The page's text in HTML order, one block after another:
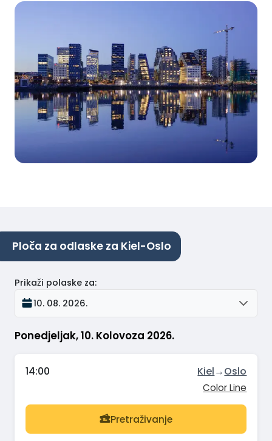
Ploča za odlaske za Kiel-Oslo
Ponedjeljak, 10. Kolovoza 2026.
Prikaži polaske za:
10. 08. 2026.
14:00 Kiel→Oslo
Color Line
Pretraživanje